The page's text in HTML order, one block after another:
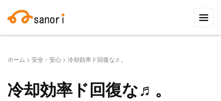
索:
ホーム > 安全・安心 > 冷却効率ド回復な♬。
冷却効率ド回復な♬。